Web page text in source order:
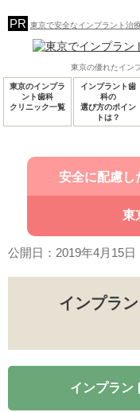
東京で安全なインプラント治
東京の優れたイン
東京のインプラ
ント歯科
クリニック一覧
インプラント歯
科の
選び方のポイン
トは？
安全に配慮し
東
公開日： 2019年4月15日
インプラ
インプラン